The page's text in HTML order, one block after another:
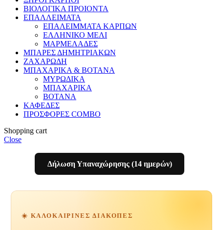
ΒΙΟΛΟΓΙΚΑ ΠΡΟΙΟΝΤΑ
ΕΠΑΛΛΕΙΜΑΤΑ
ΕΠΑΛΕΙΜΜΑΤΑ ΚΑΡΠΩΝ
ΕΛΛΗΝΙΚΟ ΜΕΛΙ
ΜΑΡΜΕΛΑΔΕΣ
ΜΠΑΡΕΣ ΔΗΜΗΤΡΙΑΚΩΝ
ΖΑΧΑΡΩΔΗ
ΜΠΑΧΑΡΙΚΑ & ΒΟΤΑΝΑ
ΜΥΡΩΔΙΚΑ
ΜΠΑΧΑΡΙΚΑ
ΒΟΤΑΝΑ
ΚΑΦΕΔΕΣ
ΠΡΟΣΦΟΡΕΣ COMBO
Shopping cart
Close
Δήλωση Υπαναχώρησης (14 ημερών)
☀️ ΚΑΛΟΚΑΙΡΙΝΈΣ ΔΙΑΚΟΠΈΣ